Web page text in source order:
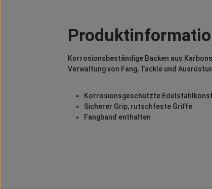
Korrosionsbeständige Backen aus
Verwaltung von Fang, Tackle und
Korrosionsgeschützte
Sicherer Grip, rutschfeste Griffe
Fangband enthalten